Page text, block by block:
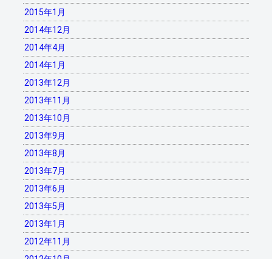
2015年1月
2014年12月
2014年4月
2014年1月
2013年12月
2013年11月
2013年10月
2013年9月
2013年8月
2013年7月
2013年6月
2013年5月
2013年1月
2012年11月